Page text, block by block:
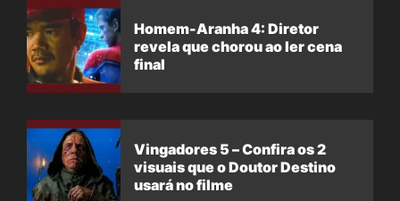
Homem-Aranha 4: Diretor
revela que chorou ao ler cena
final
Vingadores 5 – Confira os 2
visuais que o Doutor Destino
usará no filme